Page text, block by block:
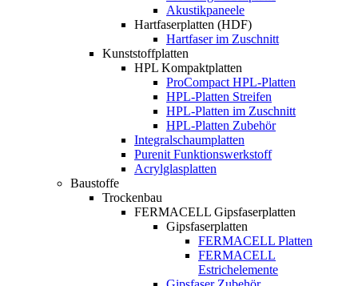
Akustikpaneele
Hartfaserplatten (HDF)
Hartfaser im Zuschnitt
Kunststoffplatten
HPL Kompaktplatten
ProCompact HPL-Platten
HPL-Platten Streifen
HPL-Platten im Zuschnitt
HPL-Platten Zubehör
Integralschaumplatten
Purenit Funktionswerkstoff
Acrylglasplatten
Baustoffe
Trockenbau
FERMACELL Gipsfaserplatten
Gipsfaserplatten
FERMACELL Platten
FERMACELL
Estrichelemente